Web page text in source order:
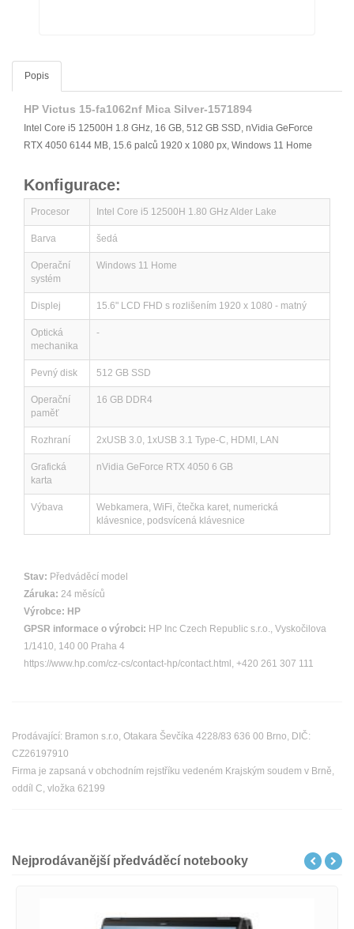
Popis
HP Victus 15-fa1062nf Mica Silver-1571894
Intel Core i5 12500H 1.8 GHz, 16 GB, 512 GB SSD, nVidia GeForce
RTX 4050 6144 MB, 15.6 palců 1920 x 1080 px, Windows 11 Home
Konfigurace:
Procesor Intel Core i5 12500H 1.80 GHz Alder Lake
Barva šedá
Operační
systém
Windows 11 Home
Displej 15.6" LCD FHD s rozlišením 1920 x 1080 - matný
Optická
mechanika
-
Pevný disk 512 GB SSD
Operační
paměť
16 GB DDR4
Rozhraní 2xUSB 3.0, 1xUSB 3.1 Type-C, HDMI, LAN
Grafická
karta
nVidia GeForce RTX 4050 6 GB
Výbava
Webkamera, WiFi, čtečka karet, numerická
klávesnice, podsvícená klávesnice
Stav: Předváděcí model
Záruka: 24 měsíců
Výrobce: HP
GPSR informace o výrobci: HP Inc Czech Republic s.r.o., Vyskočilova
1/1410, 140 00 Praha 4
https://www.hp.com/cz-cs/contact-hp/contact.html, +420 261 307 111
Prodávající: Bramon s.r.o, Otakara Ševčíka 4228/83 636 00 Brno, DIČ:
CZ26197910
Firma je zapsaná v obchodním rejstříku vedeném Krajským soudem v Brně,
oddíl C, vložka 62199
Nejprodávanější předváděcí notebooky